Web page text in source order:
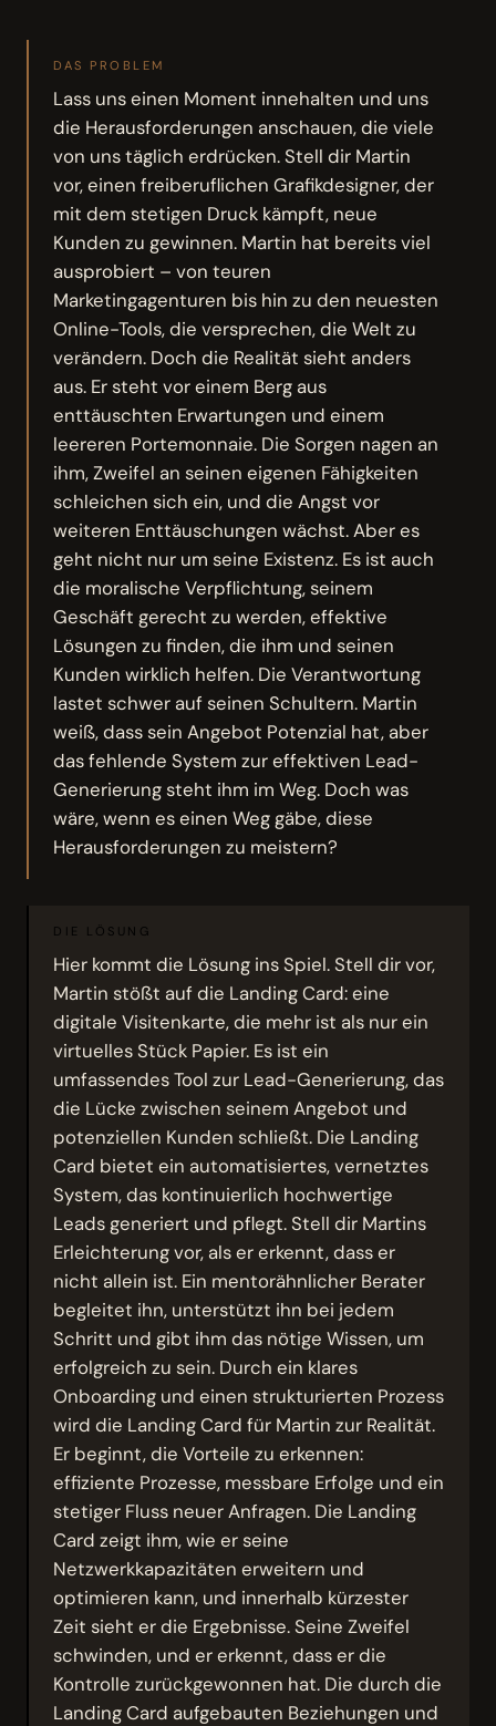
DAS PROBLEM
Lass uns einen Moment innehalten und uns
die Herausforderungen anschauen, die viele
von uns täglich erdrücken. Stell dir Martin
vor, einen freiberuflichen Grafikdesigner, der
mit dem stetigen Druck kämpft, neue
Kunden zu gewinnen. Martin hat bereits viel
ausprobiert – von teuren
Marketingagenturen bis hin zu den neuesten
Online-Tools, die versprechen, die Welt zu
verändern. Doch die Realität sieht anders
aus. Er steht vor einem Berg aus
enttäuschten Erwartungen und einem
leereren Portemonnaie. Die Sorgen nagen an
ihm, Zweifel an seinen eigenen Fähigkeiten
schleichen sich ein, und die Angst vor
weiteren Enttäuschungen wächst. Aber es
geht nicht nur um seine Existenz. Es ist auch
die moralische Verpflichtung, seinem
Geschäft gerecht zu werden, effektive
Lösungen zu finden, die ihm und seinen
Kunden wirklich helfen. Die Verantwortung
lastet schwer auf seinen Schultern. Martin
weiß, dass sein Angebot Potenzial hat, aber
das fehlende System zur effektiven Lead-
Generierung steht ihm im Weg. Doch was
wäre, wenn es einen Weg gäbe, diese
Herausforderungen zu meistern?
DIE LÖSUNG
Hier kommt die Lösung ins Spiel. Stell dir vor,
Martin stößt auf die Landing Card: eine
digitale Visitenkarte, die mehr ist als nur ein
virtuelles Stück Papier. Es ist ein
umfassendes Tool zur Lead-Generierung, das
die Lücke zwischen seinem Angebot und
potenziellen Kunden schließt. Die Landing
Card bietet ein automatisiertes, vernetztes
System, das kontinuierlich hochwertige
Leads generiert und pflegt. Stell dir Martins
Erleichterung vor, als er erkennt, dass er
nicht allein ist. Ein mentorähnlicher Berater
begleitet ihn, unterstützt ihn bei jedem
Schritt und gibt ihm das nötige Wissen, um
erfolgreich zu sein. Durch ein klares
Onboarding und einen strukturierten Prozess
wird die Landing Card für Martin zur Realität.
Er beginnt, die Vorteile zu erkennen:
effiziente Prozesse, messbare Erfolge und ein
stetiger Fluss neuer Anfragen. Die Landing
Card zeigt ihm, wie er seine
Netzwerkkapazitäten erweitern und
optimieren kann, und innerhalb kürzester
Zeit sieht er die Ergebnisse. Seine Zweifel
schwinden, und er erkennt, dass er die
Kontrolle zurückgewonnen hat. Die durch die
Landing Card aufgebauten Beziehungen und